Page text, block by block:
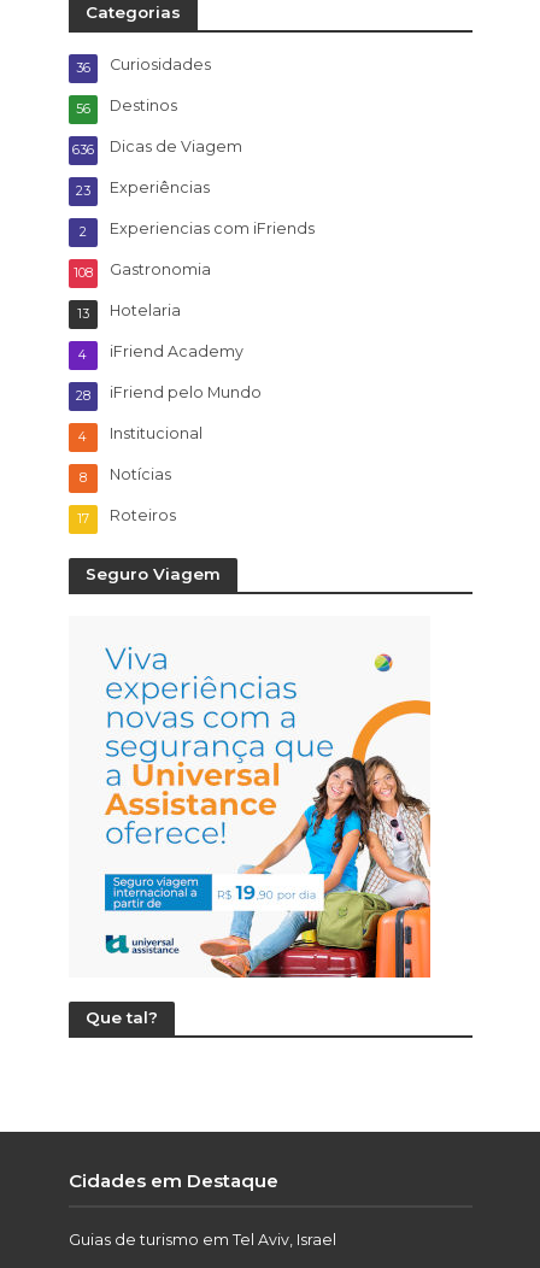
Categorias
Curiosidades
36
Destinos
56
Dicas de Viagem
636
Experiências
23
Experiencias com iFriends
2
Gastronomia
108
Hotelaria
13
iFriend Academy
4
iFriend pelo Mundo
28
Institucional
4
Notícias
8
Roteiros
17
Seguro Viagem
Que tal?
Cidades em Destaque
Guias de turismo em Tel Aviv, Israel